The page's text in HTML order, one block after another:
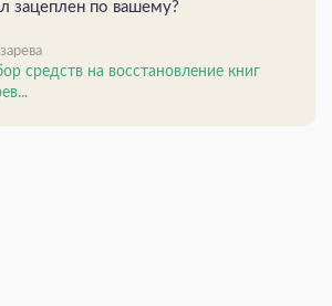
зацеплен по вашему?
средств на восстановление книг